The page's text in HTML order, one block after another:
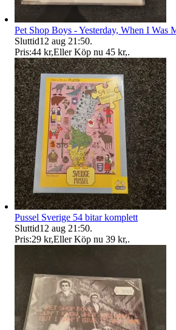
Pet Shop Boys - Yesterday, When I Was
Sluttid12 aug 21:50.
Pris:44 kr,Eller Köp nu 45 kr,.
Pussel Sverige 54 bitar komplett
Sluttid12 aug 21:50.
Pris:29 kr,Eller Köp nu 39 kr,.